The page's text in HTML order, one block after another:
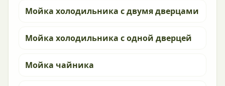
Мойка холодильника с двумя дверцами
Мойка холодильника с одной дверцей
Мойка чайника